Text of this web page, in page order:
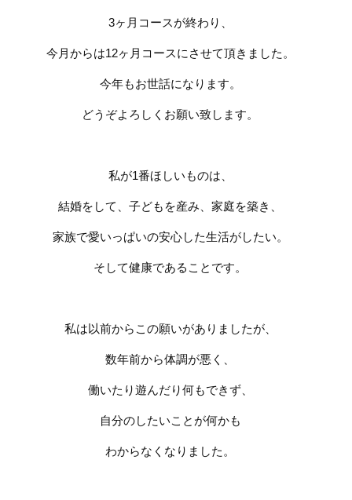
3ヶ月コースが終わり、
今月からは12ヶ月コースにさせて頂きました。
今年もお世話になります。
どうぞよろしくお願い致します。
私が1番ほしいものは、
結婚をして、子どもを産み、家庭を築き、
家族で愛いっぱいの安心した生活がしたい。
そして健康であることです。
私は以前からこの願いがありましたが、
数年前から体調が悪く、
働いたり遊んだり何もできず、
自分のしたいことが何かも
わからなくなりました。